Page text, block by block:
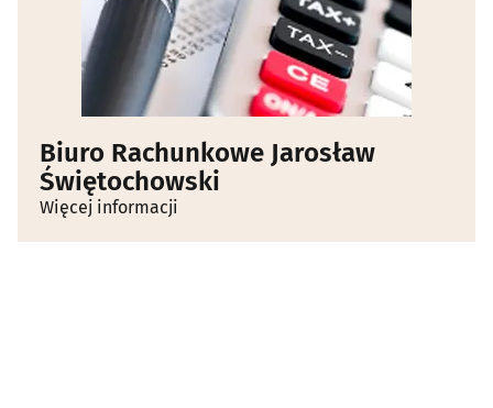
Biuro Rachunkowe Jarosław
Świętochowski
Więcej informacji